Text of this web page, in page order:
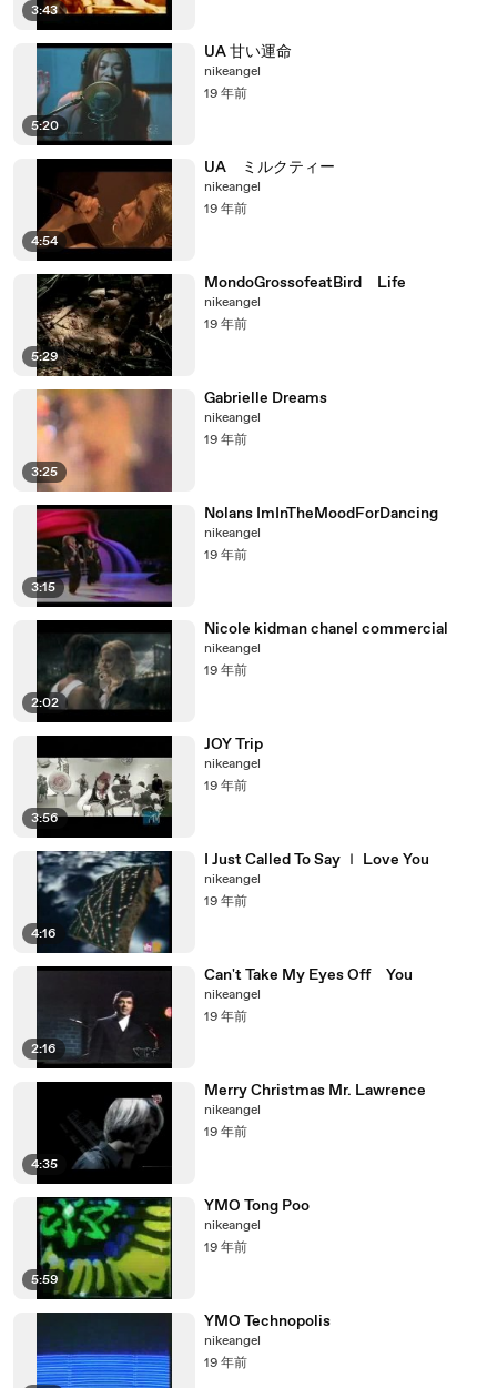
3:43
5:20
UA 甘い運命
nikeangel
19 年前
4:54
UA ミルクティー
nikeangel
19 年前
5:29
MondoGrossofeatBird Life
nikeangel
19 年前
3:25
Gabrielle Dreams
nikeangel
19 年前
3:15
Nolans ImInTheMoodForDancing
nikeangel
19 年前
2:02
Nicole kidman chanel commercial
nikeangel
19 年前
3:56
JOY Trip
nikeangel
19 年前
4:16
I Just Called To Say Ｉ Love You
nikeangel
19 年前
2:16
Can't Take My Eyes Off You
nikeangel
19 年前
4:35
Merry Christmas Mr. Lawrence
nikeangel
19 年前
5:59
YMO Tong Poo
nikeangel
19 年前
YMO Technopolis
nikeangel
19 年前